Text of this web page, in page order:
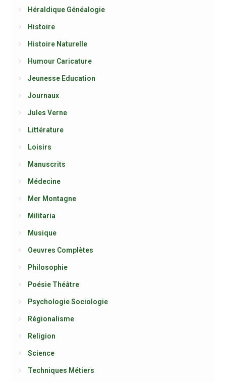
Héraldique Généalogie
Histoire
Histoire Naturelle
Humour Caricature
Jeunesse Education
Journaux
Jules Verne
Littérature
Loisirs
Manuscrits
Médecine
Mer Montagne
Militaria
Musique
Oeuvres Complètes
Philosophie
Poésie Théâtre
Psychologie Sociologie
Régionalisme
Religion
Science
Techniques Métiers